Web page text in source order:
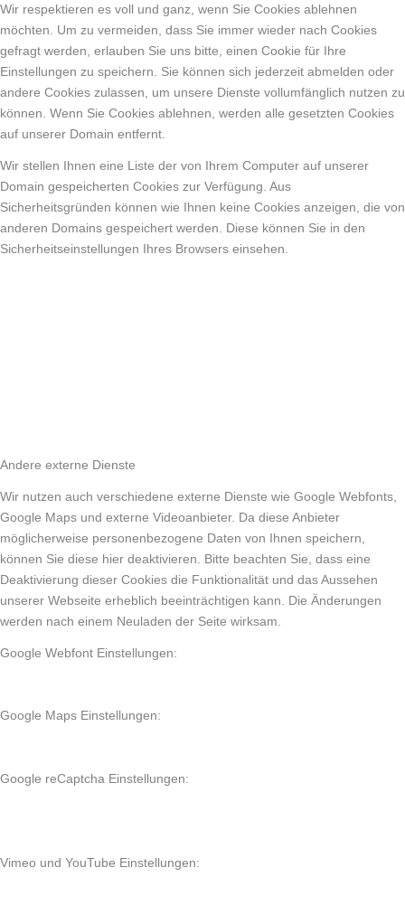
Wir respektieren es voll und ganz, wenn Sie Cookies ablehnen
möchten. Um zu vermeiden, dass Sie immer wieder nach Cookies
gefragt werden, erlauben Sie uns bitte, einen Cookie für Ihre
Einstellungen zu speichern. Sie können sich jederzeit abmelden oder
andere Cookies zulassen, um unsere Dienste vollumfänglich nutzen zu
können. Wenn Sie Cookies ablehnen, werden alle gesetzten Cookies
auf unserer Domain entfernt.
Wir stellen Ihnen eine Liste der von Ihrem Computer auf unserer
Domain gespeicherten Cookies zur Verfügung. Aus
Sicherheitsgründen können wie Ihnen keine Cookies anzeigen, die von
anderen Domains gespeichert werden. Diese können Sie in den
Sicherheitseinstellungen Ihres Browsers einsehen.
Andere externe Dienste
Wir nutzen auch verschiedene externe Dienste wie Google Webfonts,
Google Maps und externe Videoanbieter. Da diese Anbieter
möglicherweise personenbezogene Daten von Ihnen speichern,
können Sie diese hier deaktivieren. Bitte beachten Sie, dass eine
Deaktivierung dieser Cookies die Funktionalität und das Aussehen
unserer Webseite erheblich beeinträchtigen kann. Die Änderungen
werden nach einem Neuladen der Seite wirksam.
Google Webfont Einstellungen:
Google Maps Einstellungen:
Google reCaptcha Einstellungen:
Vimeo und YouTube Einstellungen: